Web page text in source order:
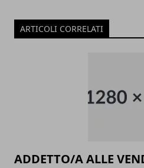
ARTICOLI CORRELATI
ADDETTO/A ALLE